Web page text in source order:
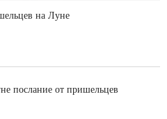
на Луне
послание от пришельцев